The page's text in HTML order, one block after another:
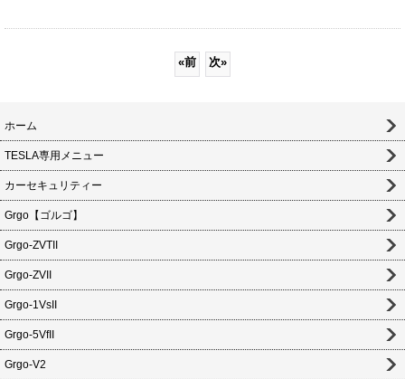
«前 次»
ホーム
TESLA専用メニュー
カーセキュリティー
Grgo【ゴルゴ】
Grgo-ZVTII
Grgo-ZVII
Grgo-1VsII
Grgo-5VfII
Grgo-V2